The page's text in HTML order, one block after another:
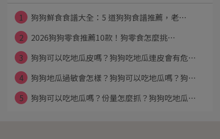
1
狗狗鮮食食譜大全：5 道狗狗食譜推薦，老⋯
2
2026狗狗零食推薦10款！狗零食怎麼挑⋯
3
狗狗可以吃地瓜皮嗎？狗狗吃地瓜連皮會有危⋯
4
狗狗地瓜過敏會怎樣？狗狗可以吃地瓜嗎？狗⋯
5
狗狗可以吃地瓜嗎？份量怎麼抓？狗狗吃地瓜⋯